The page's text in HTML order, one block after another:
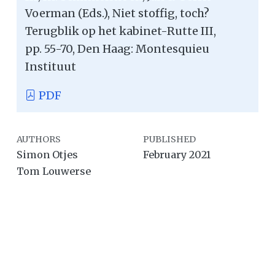
Voerman (Eds.), Niet stoffig, toch?
Terugblik op het kabinet-Rutte III,
pp. 55-70, Den Haag: Montesquieu
Instituut
PDF
AUTHORS
Simon Otjes
Tom Louwerse
PUBLISHED
February 2021